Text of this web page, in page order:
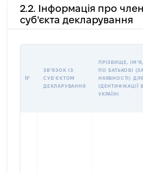
2.2. Інформація про
суб'єкта декларування
№
ЗВʼЯЗОК ІЗ
СУБʼЄКТОМ
ДЕКЛАРУВАННЯ
ПРІЗВИЩЕ, ІМʼЯ,
ПО БАТЬКОВІ (ЗА
НАЯВНОСТІ) ДЛЯ
ІДЕНТИФІКАЦІЇ В
УКРАЇНІ